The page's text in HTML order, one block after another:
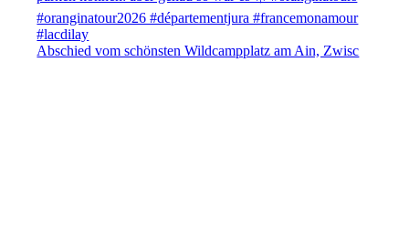
Abschied vom schönsten Wildcampplatz am Ain, Zwisc